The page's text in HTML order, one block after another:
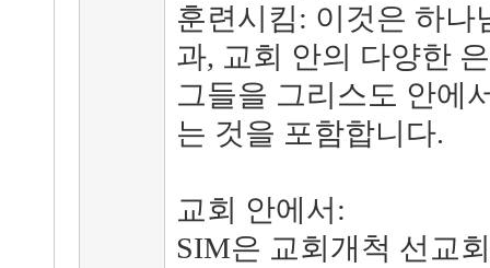
훈련시킴: 이것은 하나
과, 교회 안의 다양한
그들을 그리스도 안에
는 것을 포함합니다.
교회 안에서:
SIM은 교회개척 선교